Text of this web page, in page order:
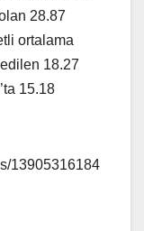
28.87
ortalama
18.27
15.18
13905316184